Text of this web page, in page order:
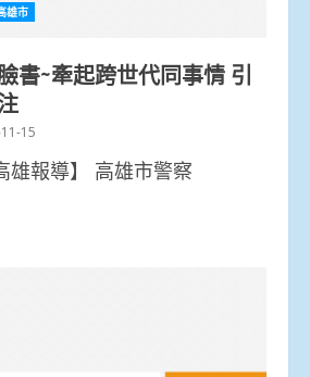
雄市
書~牽起跨世代同事情 引
15
雄報導】 高雄市警察